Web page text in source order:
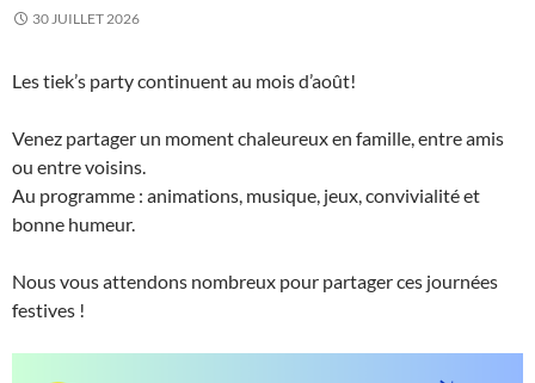
30 JUILLET 2026
Les tiek’s party continuent au mois d’août!
Venez partager un moment chaleureux en famille, entre amis
ou entre voisins.
Au programme : animations, musique, jeux, convivialité et
bonne humeur.
Nous vous attendons nombreux pour partager ces journées
festives !